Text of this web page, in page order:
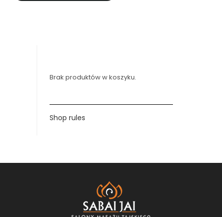
Brak produktów w koszyku.
Shop rules